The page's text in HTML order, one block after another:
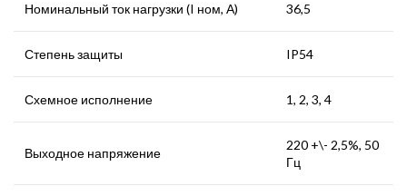
Номинальный ток нагрузки (I ном, А) 36,5
Степень защиты IP54
Схемное исполнение 1, 2, 3, 4
Выходное напряжение
220 +\- 2,5%, 50
Гц